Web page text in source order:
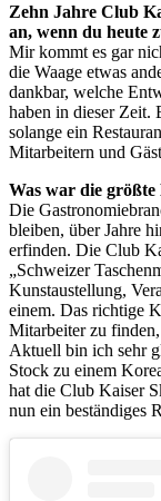
Zehn Jahre Club
an, wenn du heute
Mir kommt es gar
die Waage etwas
dankbar, welche
haben in dieser Zeit.
solange ein
Mitarbeitern und
Was war die
Die
bleiben, über Jahre
erfinden. Die Club
„Schweizer
Kunstaustellung,
einem. Das richtige
Mitarbeiter zu
Aktuell bin ich sehr
Stock zu einem
hat die Club Kaiser
nun ein beständiges